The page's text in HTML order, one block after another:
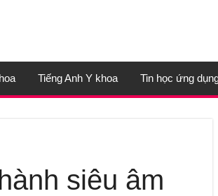
Tiếng Anh Y khoa Tin học ứng
siêu âm